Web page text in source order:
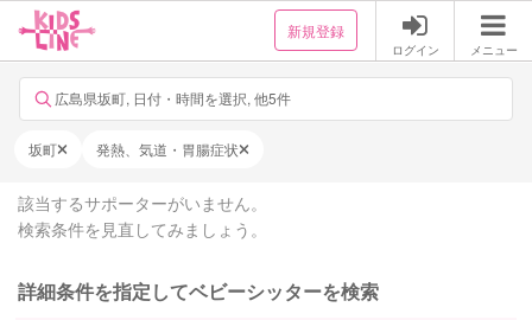
新規登録
ログイン メニュー
広島県坂町, 日付・時間を選択, 他5件
坂町 発熱、気道・胃腸症状
該当するサポーターがいません。
検索条件を見直してみましょう。
詳細条件を指定してベビーシッターを検索